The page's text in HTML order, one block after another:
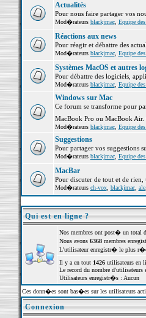
Actualités
Pour nous faire partager vos
Mod�rateurs blackjmac, Equipe
Réactions aux news
Pour réagir et débattre des
Mod�rateurs blackjmac, Equipe
Systèmes MacOS et autres
Pour débattre des logiciels,
Mod�rateurs blackjmac, Equipe
Windows sur Mac
Ce forum se transforme pour
MacBook Pro ou MacBook Air.
Mod�rateurs blackjmac, Equipe
Suggestions
Pour partager vos suggestions
Mod�rateurs blackjmac, Equipe
MacBar
Pour discuter de tout et de
Mod�rateurs ch-vox, blackjmac, ale,
Qui est en ligne ?
Nos membres ont post� un total
Nous avons 6368membres
L'utilisateur enregistr� le plus
Il y a en tout 1426utilisateurs en
Le record du nombre d'utilisateurs
Utilisateurs enregistr�s : Aucun
Ces donn�es sont bas�es sur les utilisateurs
Connexion